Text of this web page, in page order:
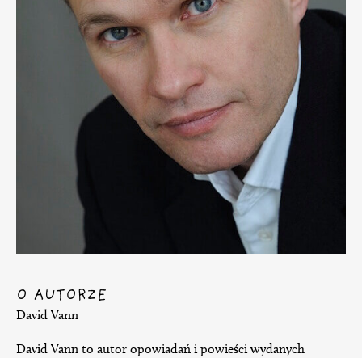
O AUTORZE
David Vann
David Vann to autor opowiadań i powieści wydanych